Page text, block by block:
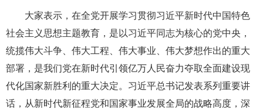
大家表示，在全党开展学习贯彻习近平新时代中国特色
社会主义思想主题教育，是以习近平同志为核心的党中央，
统揽伟大斗争、伟大工程、伟大事业、伟大梦想作出的重大
部署，是我们党在新时代引领亿万人民奋力夺取全面建设现
代化国家新胜利的重大决定。习近平总书记发表系列重要讲
话，从新时代新征程党和国家事业发展全局的战略高度，深